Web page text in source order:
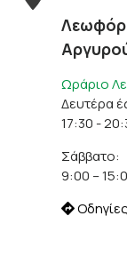
Ωράριο
Δευτέρα
17:30 -
Σάββατο:
9:00 –